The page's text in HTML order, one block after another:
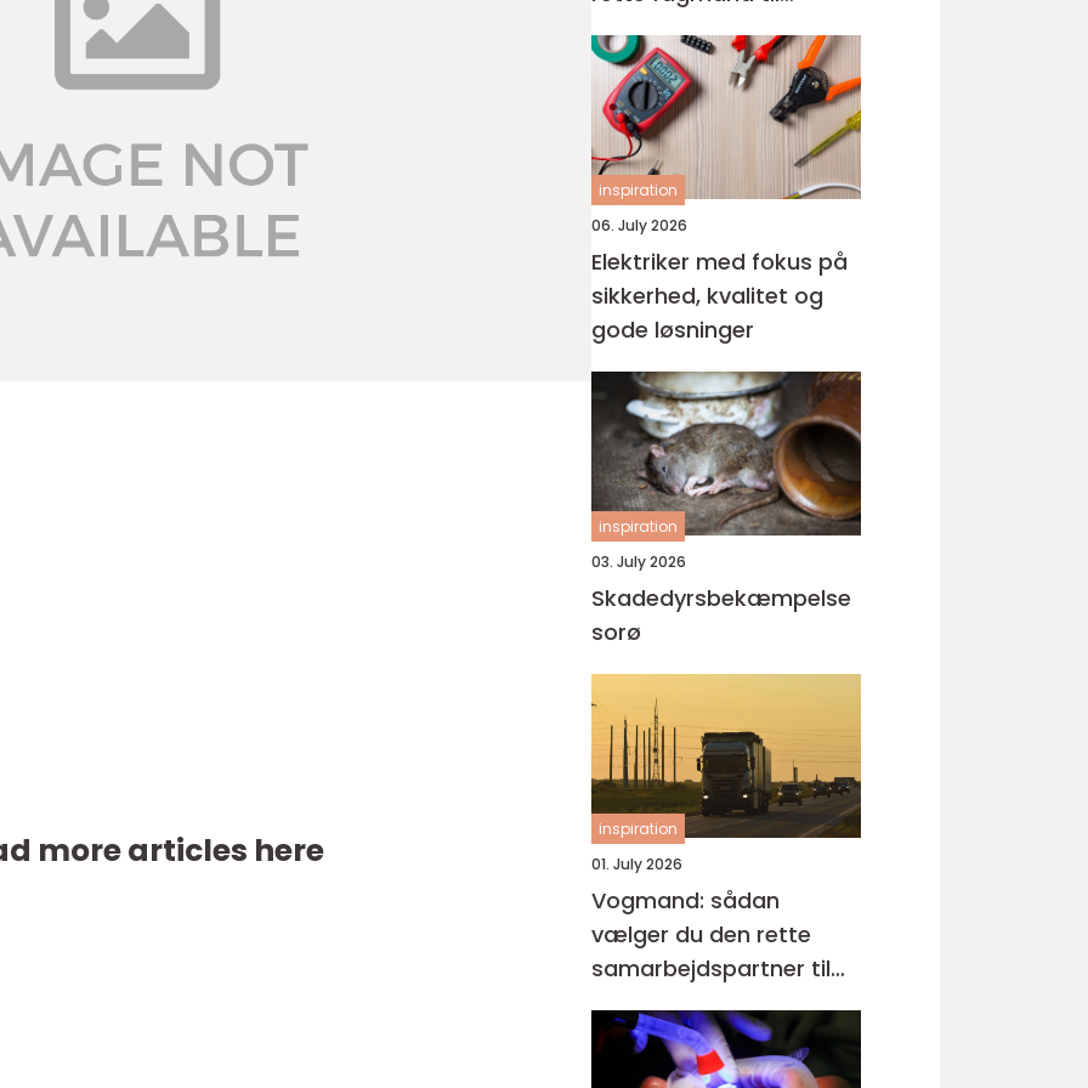
more articles here
glasarbejde
inspiration
06. July 2026
Elektriker med fokus på
sikkerhed, kvalitet og
gode løsninger
inspiration
03. July 2026
Skadedyrsbekæmpelse
sorø
inspiration
01. July 2026
Vogmand: sådan
vælger du den rette
samarbejdspartner til
tunge opgaver